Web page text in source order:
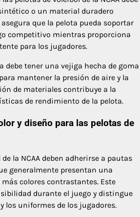
o un material duradero
que la pelota pueda soportar
competitivo mientras proporciona
para los jugadores.
debe tener una vejiga hecha de goma
mantener la presión de aire y la
de materiales contribuye a la
de rendimiento de la pelota.
y diseño para las pelotas de
la NCAA deben adherirse a pautas
generalmente presentan una
colores contrastantes. Este
durante el juego y distingue
los uniformes de los jugadores.